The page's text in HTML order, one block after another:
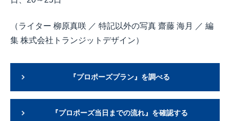
（ライター 柳原真咲 ／ 特記以外の写真 齋藤 海月 ／ 編
集 株式会社トランジットデザイン）
『プロポーズプラン』を調べる
『プロポーズ当日までの流れ』を確認する